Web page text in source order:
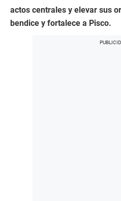
actos centrales y elevar sus
bendice y fortalece a Pisco.